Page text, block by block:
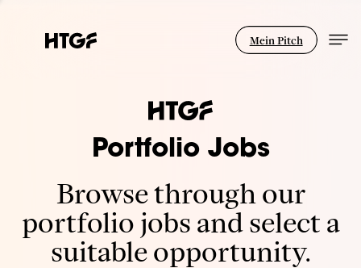
Mein Pitch
Portfolio Jobs
Browse through our
portfolio jobs and select a
suitable opportunity.